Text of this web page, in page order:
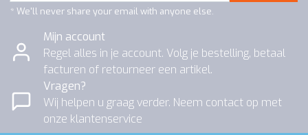
* We'll never share your email with anyone else.
Mijn account
Regel alles in je account. Volg je bestelling, betaal
facturen of retourneer een artikel.
Vragen?
Wij helpen u graag verder. Neem contact op met
onze klantenservice